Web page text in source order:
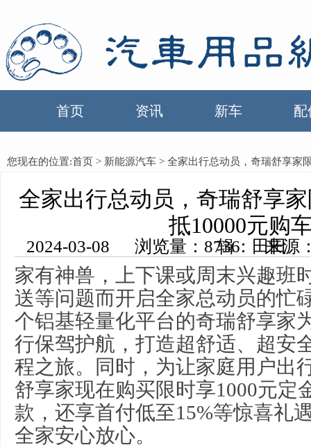
首页 资讯 新车 配
您现在的位置:首页 > 新能源汽车 > 全家出行总动员，奇瑞舒享家
全家出行总动员，奇瑞舒享
抵10000元购
2024-03-08 浏览量：8736 来源：中国汽车用品网 编辑：田田
家有神兽，上下课或周末兴趣班
送等问题而开启全家总动员的忙
个铝基轻量化平台的奇瑞舒享家
行保驾护航，打造超舒适、超安
程之旅。同时，为让家庭用户出
舒享家现在购买限时享1000元定
款，还享首付低至15%等惊喜礼
全家安心放心。